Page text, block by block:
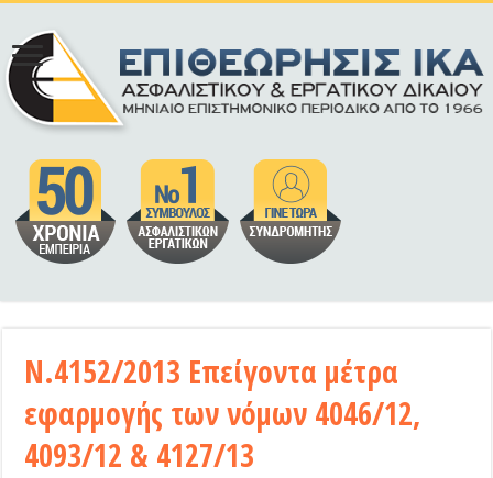
Ν.4152/2013 Επείγοντα μέτρα
εφαρμογής των νόμων 4046/12,
4093/12 & 4127/13